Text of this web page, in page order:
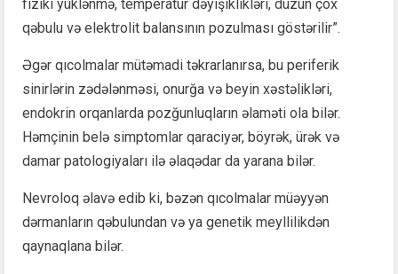
fiziki yüklənmə, temperatur dəyişiklikləri, duzun çox
qəbulu və elektrolit balansının pozulması göstərilir”.
Əgər qıcolmalar mütəmadi təkrarlanırsa, bu periferik
sinirlərin zədələnməsi, onurğa və beyin xəstəlikləri,
endokrin orqanlarda pozğunluqların əlaməti ola bilər.
Həmçinin belə simptomlar qaraciyər, böyrək, ürək və
damar patologiyaları ilə əlaqədar da yarana bilər.
Nevroloq əlavə edib ki, bəzən qıcolmalar müəyyən
dərmanların qəbulundan və ya genetik meyllilikdən
qaynaqlana bilər.